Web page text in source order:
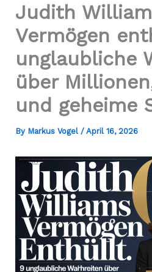
Judith
Vermögen
unglaubliche
über
und geheime
By Markus Vogel / April 16, 2026